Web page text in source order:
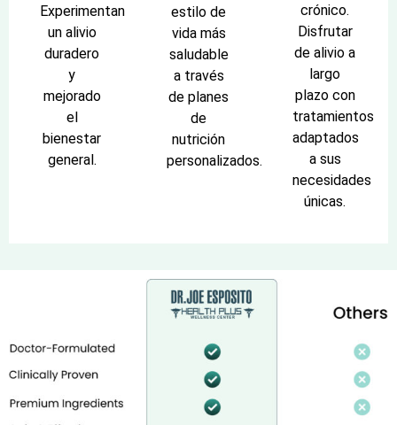
Experimentan
un alivio
duradero
y
mejorado
el
bienestar
general.
estilo de
vida más
saludable
a través
de planes
de
nutrición
personalizados.
crónico.
Disfrutar
de alivio a
largo
plazo con
tratamientos
adaptados
a sus
necesidades
únicas.